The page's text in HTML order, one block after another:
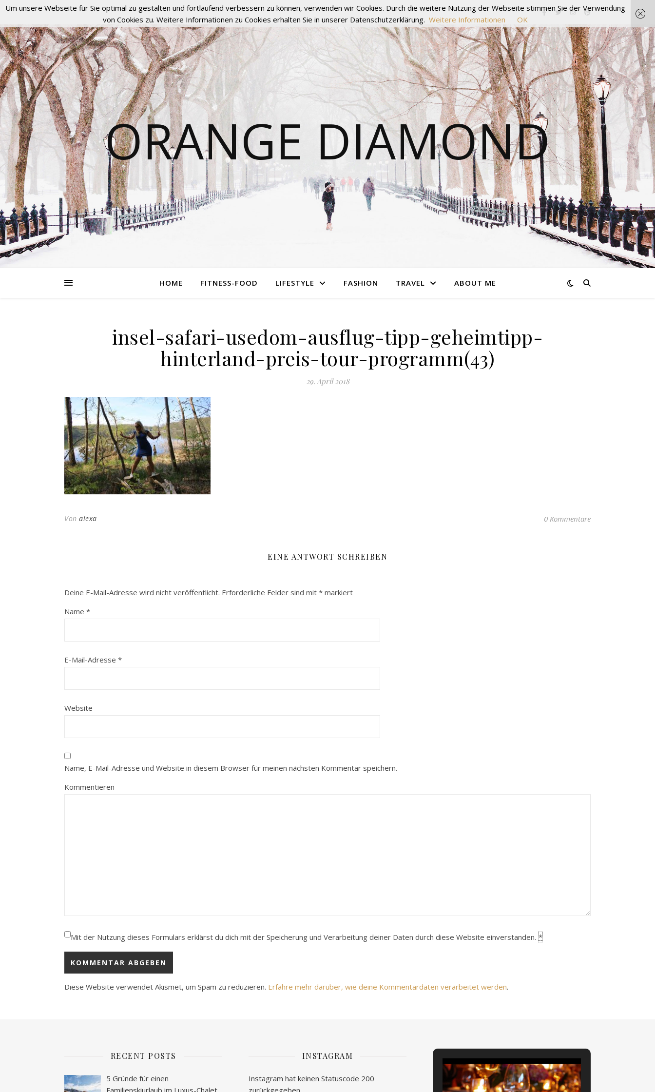
ORANGE DIAMOND
HOME FITNESS-FOOD LIFESTYLE FASHION TRAVEL ABOUT ME
insel-safari-usedom-ausflug-tipp-geheimtipp-
hinterland-preis-tour-programm(43)
29. April 2018
Von alexa 0 Kommentare
EINE ANTWORT SCHREIBEN
Deine E-Mail-Adresse wird nicht veröffentlicht. Erforderliche Felder sind mit * markiert
Name *
E-Mail-Adresse *
Website
Name, E-Mail-Adresse und Website in diesem Browser für meinen nächsten Kommentar speichern.
Kommentieren
Mit der Nutzung dieses Formulars erklärst du dich mit der Speicherung und Verarbeitung deiner Daten durch diese Website einverstanden. *
Diese Website verwendet Akismet, um Spam zu reduzieren. Erfahre mehr darüber, wie deine Kommentardaten verarbeitet werden.
RECENT POSTS
5 Gründe für einen
Familienskiurlaub im Luxus-Chalet
INSTAGRAM
Instagram hat keinen Statuscode 200
zurückgegeben.
Um unsere Webseite für Sie optimal zu gestalten und fortlaufend verbessern zu können, verwenden wir Cookies. Durch die weitere Nutzung der Webseite stimmen Sie der Verwendung
von Cookies zu. Weitere Informationen zu Cookies erhalten Sie in unserer Datenschutzerklärung. Weitere Informationen OK